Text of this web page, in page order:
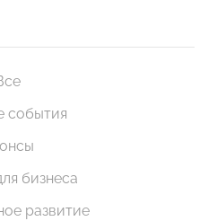
события
бизнеса
развитие